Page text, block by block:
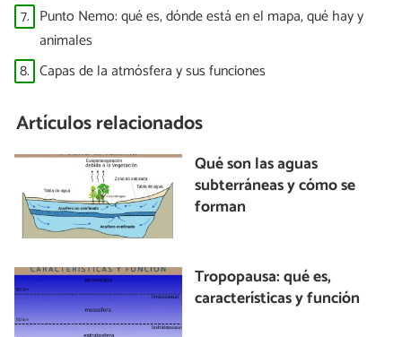
7. Punto Nemo: qué es, dónde está en el mapa, qué hay y
animales
8. Capas de la atmósfera y sus funciones
Artículos relacionados
Qué son las aguas
subterráneas y cómo se
forman
Tropopausa: qué es,
características y función